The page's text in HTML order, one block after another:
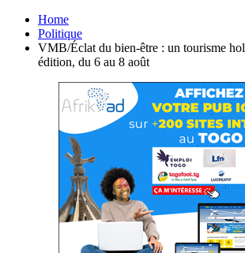
Home
Politique
VMB/Éclat du bien-être : un tourisme
édition, du 6 au 8 août